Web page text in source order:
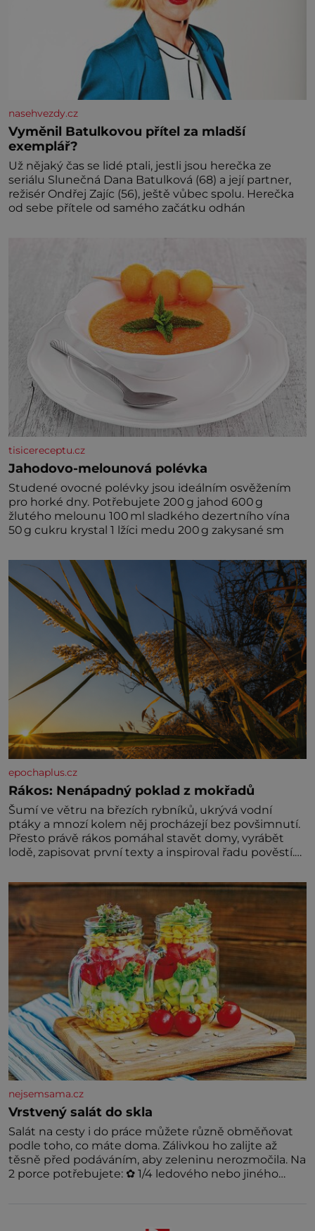
nasehvezdy.cz
Vyměnil Batulkovou přítel za mladší
exemplář?
Už nějaký čas se lidé ptali, jestli jsou herečka ze
seriálu Slunečná Dana Batulková (68) a její partner,
režisér Ondřej Zajíc (56), ještě vůbec spolu. Herečka
od sebe přítele od samého začátku odhán
tisicereceptu.cz
Jahodovo-melounová polévka
Studené ovocné polévky jsou ideálním osvěžením
pro horké dny. Potřebujete 200 g jahod 600 g
žlutého melounu 100 ml sladkého dezertního vína
50 g cukru krystal 1 lžíci medu 200 g zakysané sm
epochaplus.cz
Rákos: Nenápadný poklad z mokřadů
Šumí ve větru na březích rybníků, ukrývá vodní
ptáky a mnozí kolem něj procházejí bez povšimnutí.
Přesto právě rákos pomáhal stavět domy, vyrábět
lodě, zapisovat první texty a inspiroval řadu pověstí.
už tisíce let. Většina lidí vnímá rákos jen jako
obyčejnou kulisu letního koupání. Stačí se však
podívat
nejsemsama.cz
Vrstvený salát do skla
Salát na cesty i do práce můžete různě obměňovat
podle toho, co máte doma. Zálivkou ho zalijte až
těsně před podáváním, aby zeleninu nerozmočila. Na
2 porce potřebujete: ✿ 1/4 ledového nebo jiného